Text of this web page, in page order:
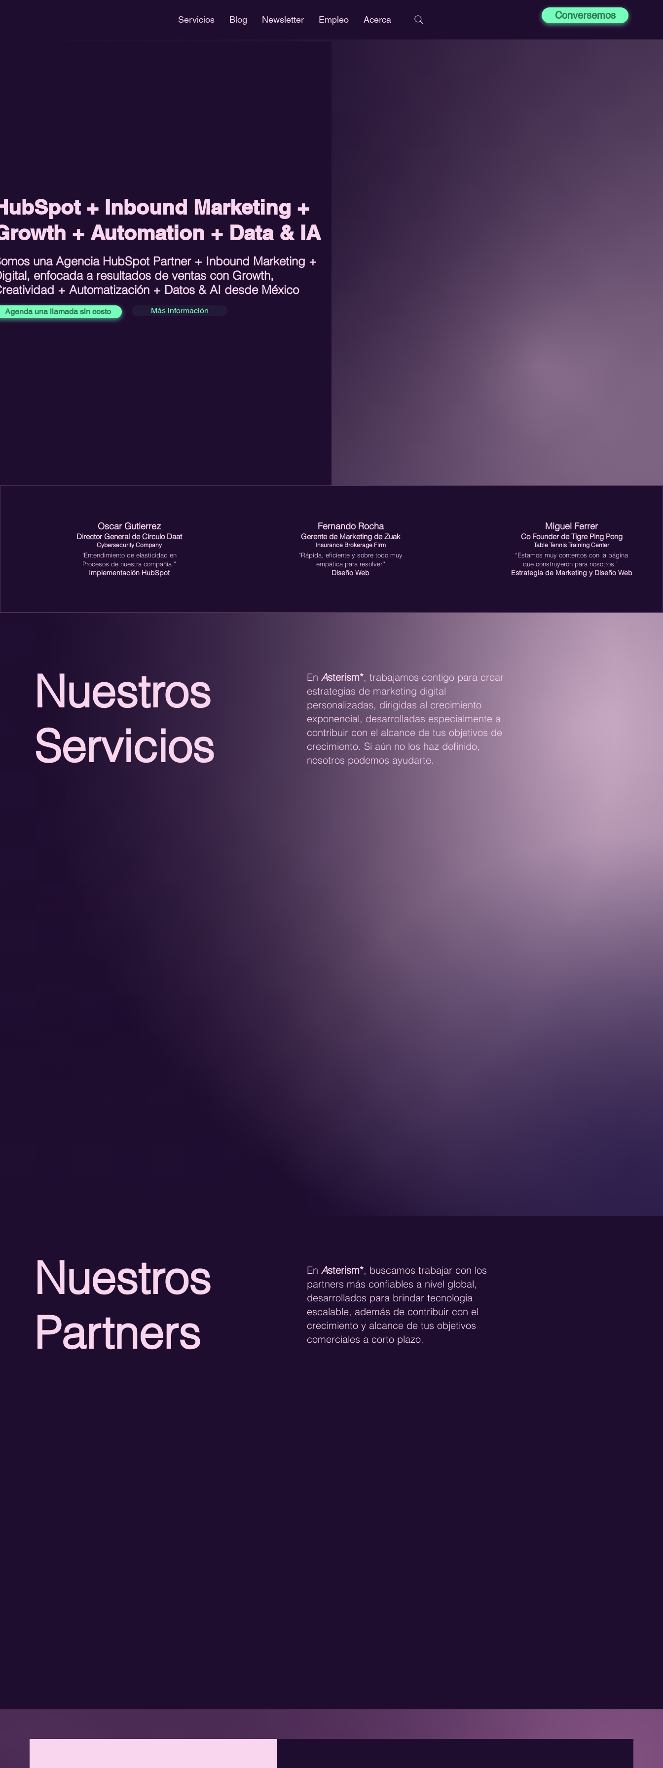
Servicios Blog Newsletter Empleo Acerca Conversemos
+ Inbound Marketing +
+ Automation + Data & IA
una Agencia HubSpot Partner + Inbound Marketing +
enfocada a resultados de ventas con Growth,
+ Automatización + Datos & AI desde México
Agenda una llamada sin costo Más información
Oscar Gutierrez
Director General deCírculo Daat
Cybersecurity Company
“Entendimiento de elasticidad en
Procesos de nuestra compañía.”
Implementación HubSpot
Fernando Rocha
Gerente de Marketing deZuak
Insurance Brokerage Firm
"Rápida, eficiente y sobre todo muy
empática para resolver."
Diseño Web
Miguel Ferrer
Co Founder deTigre Ping Pong
Table Tennis Training Center
“Estamos muy contentos con la página
que construyeron para nosotros.”
Estrategia de Marketing y Diseño Web
Nuestros
Servicios
En Asterism*, trabajamos contigo para crear
estrategias de marketing digital
personalizadas, dirigidas al crecimiento
exponencial, desarrolladas especialmente a
contribuir con el alcance de tus objetivos de
crecimiento. Si aún no los haz definido,
nosotros podemos ayudarte.
Nuestros
Partners
En Asterism*, buscamos trabajar con los
partners más confiables a nivel global,
desarrollados para brindar tecnologia
escalable, además de contribuir con el
crecimiento y alcance de tus objetivos
comerciales a corto plazo.